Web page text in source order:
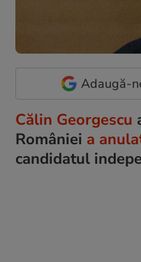
Adaugă-
Călin Georgescu
României a
candidatul